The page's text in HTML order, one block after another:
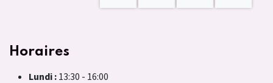
Horaires
Lundi : 13:30 - 16:00